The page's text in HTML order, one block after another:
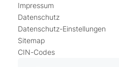
Impressum
Datenschutz
Datenschutz-Einstellungen
Sitemap
CIN-Codes